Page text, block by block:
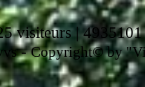
visiteurs | 4935101
-Copyright© by